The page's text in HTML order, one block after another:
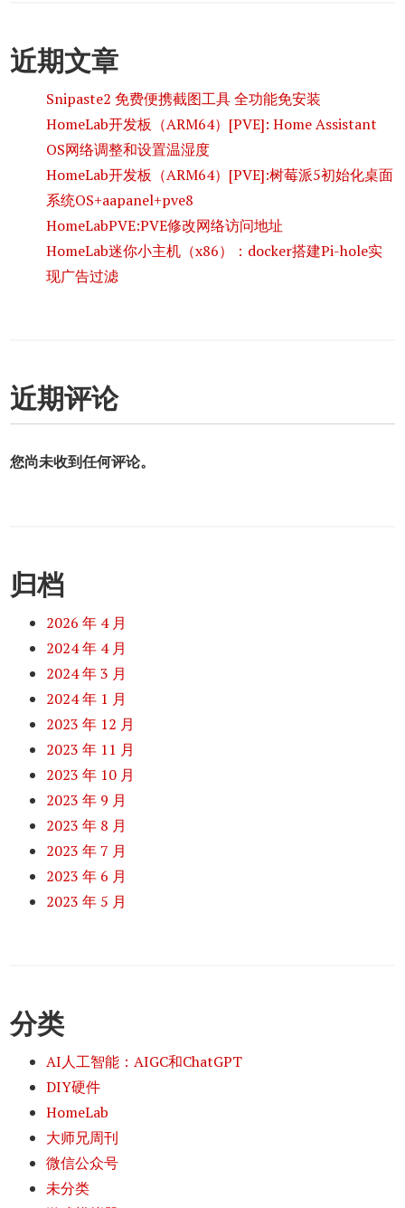
近期文章
Snipaste2 免费便携截图工具 全功能免安装
HomeLab开发板（ARM64）[PVE]: Home Assistant
OS网络调整和设置温湿度
HomeLab开发板（ARM64）[PVE]:树莓派5初始化桌面
系统OS+aapanel+pve8
HomeLabPVE:PVE修改网络访问地址
HomeLab迷你小主机（x86）：docker搭建Pi-hole实
现广告过滤
近期评论
您尚未收到任何评论。
归档
2026 年 4 月
2024 年 4 月
2024 年 3 月
2024 年 1 月
2023 年 12 月
2023 年 11 月
2023 年 10 月
2023 年 9 月
2023 年 8 月
2023 年 7 月
2023 年 6 月
2023 年 5 月
分类
AI人工智能：AIGC和ChatGPT
DIY硬件
HomeLab
大师兄周刊
微信公众号
未分类